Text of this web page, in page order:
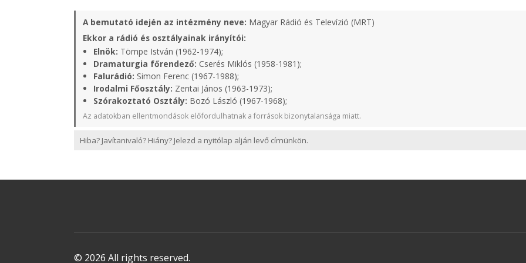
A bemutató idején az intézmény neve: Magyar Rádió és Televízió (MRT)
Ekkor a rádió és osztályainak irányítói:
Elnök: Tömpe István (1962-1974);
Dramaturgia főrendező: Cserés Miklós (1958-1981);
Falurádió: Simon Ferenc (1967-1988);
Irodalmi Főosztály: Zentai János (1963-1973);
Szórakoztató Osztály: Bozó László (1967-1968);
Az adatokban ellentmondások előfordulhatnak a források bizonytalansága miatt.
Hiba? Javítanivaló? Hiány? Jelezd a nyitólap alján levő címünkön.
© 2026 All rights reserved.